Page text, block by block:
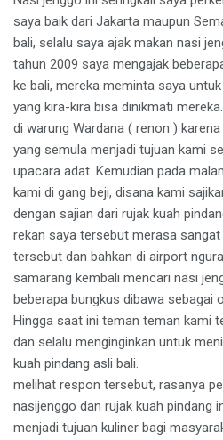
saya baik dari Jakarta maupun
bali, selalu saya ajak makan nasi
tahun 2009 saya mengajak
ke bali, mereka meminta saya
yang kira-kira bisa dinikmati
di warung Wardana ( renon )
yang semula menjadi tujuan kami
upacara adat. Kemudian pada
kami di gang beji, disana kami
dengan sajian dari rujak kuah
rekan saya tersebut merasa
tersebut dan bahkan di airport
samarang kembali mencari nasi
beberapa bungkus dibawa sebagai
Hingga saat ini teman teman kami
dan selalu menginginkan untuk
kuah pindang asli bali.
melihat respon tersebut, rasanya
nasijenggo dan rujak kuah pindang
menjadi tujuan kuliner bagi